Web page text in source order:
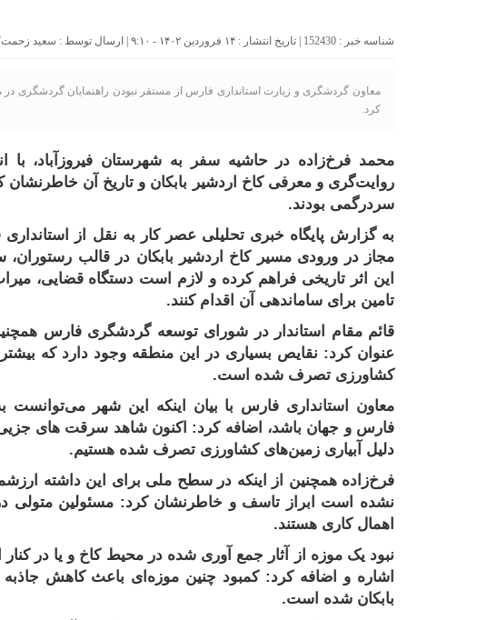
شناسه خبر : 152430 | تاریخ انتشار : ۱۴ فروردین ۱۴۰۲ - ۹:۱۰ | ارسال توسط : سعید
معاون گردشگری و زیارت استانداری فارس از مستقر نبودن راهنمایان گردشگری در
کرد.
محمد فرخ‌زاده در حاشیه سفر به شهرستان فیروزآباد، با
روایت‌گری و معرفی کاخ اردشیر بابکان و تاریخ آن
سردرگمی بودند.
به گزارش پایگاه خبری تحلیلی عصر کار
به نقل از
مجاز در ورودی مسیر کاخ اردشیر بابکان در قالب
این اثر تاریخی فراهم کرده و لازم است دستگاه قضایی،
تامین برای ساماندهی آن اقدام کنند.
قائم مقام استاندار در شورای توسعه گردشگری فارس
عنوان کرد: نقایص بسیاری در این منطقه وجود دارد که
کشاورزی تصرف شده است.
معاون استانداری فارس با بیان اینکه این شهر می‌توانست
فارس و جهان باشد، اضافه کرد: اکنون شاهد سرقت های جزیی
دلیل آبیاری زمین‌های کشاورزی تصرف شده هستیم.
فرخ‌زاده همچنین از اینکه در سطح ملی برای این داشته
نشده است ابراز تاسف و خاطرنشان کرد: مسئولین
اهمال کاری هستند.
نبود یک موزه از آثار جمع آوری شده در محیط کاخ و یا در کنار
اشاره و اضافه کرد: کمبود چنین موزه‌ای باعث کاهش جاذبه
بابکان شده است.